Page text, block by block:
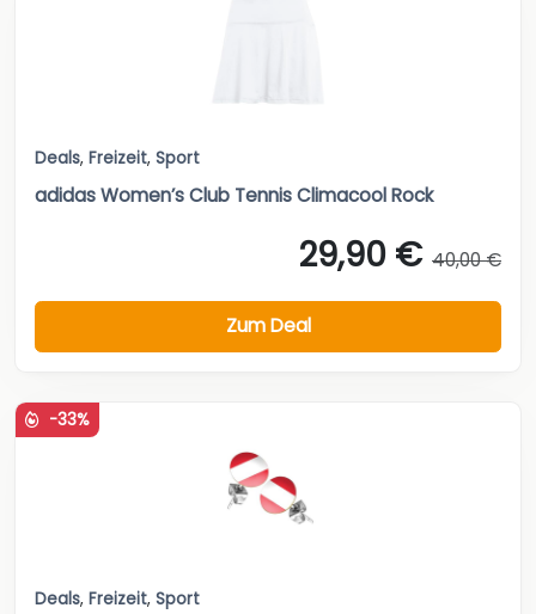
Deals, Freizeit, Sport
adidas Women’s Club Tennis Climacool Rock
29,90 € 40,00 €
Zum Deal
-33%
Deals, Freizeit, Sport